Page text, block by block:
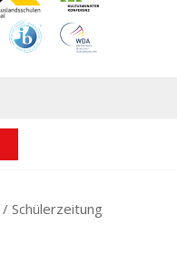
/ Schülerzeitung